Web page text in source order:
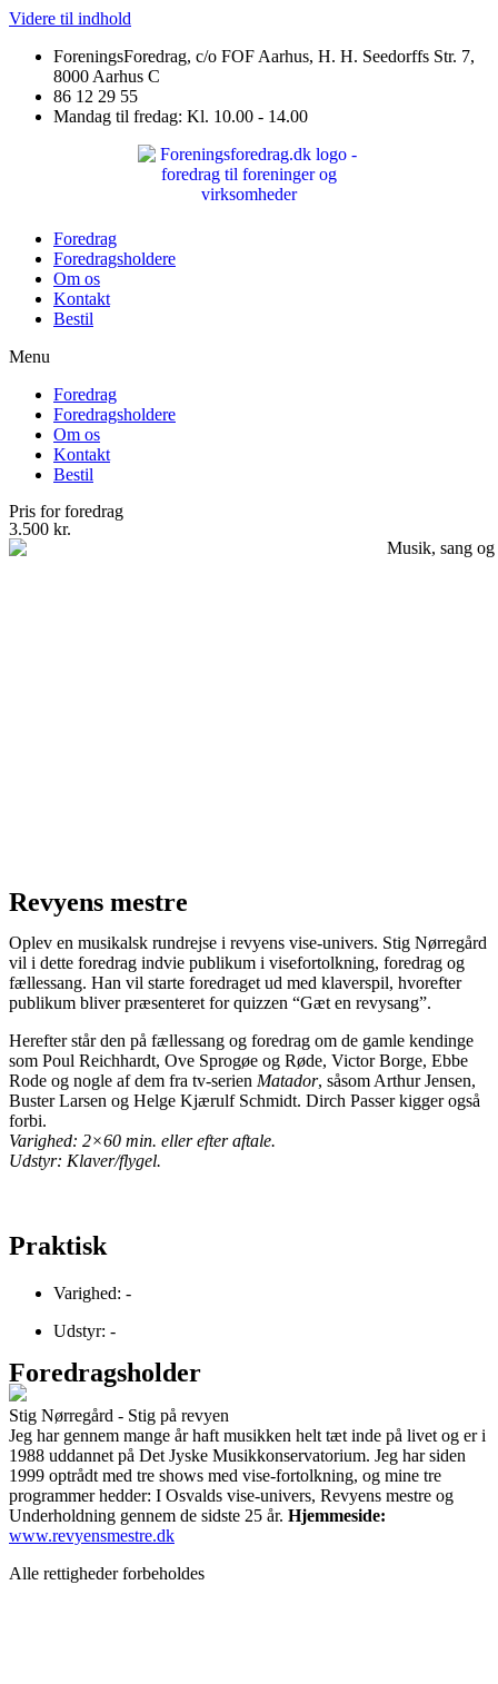
Videre til indhold
ForeningsForedrag, c/o FOF Aarhus, H. H. Seedorffs Str. 7,
8000 Aarhus C
86 12 29 55
Mandag til fredag: Kl. 10.00 - 14.00
Foredrag
Foredragsholdere
Om os
Kontakt
Bestil
Menu
Foredrag
Foredragsholdere
Om os
Kontakt
Bestil
Pris for foredrag
3.500 kr.
Revyens mestre
Oplev en musikalsk rundrejse i revyens vise-univers. Stig Nørregård
vil i dette foredrag indvie publikum i visefortolkning, foredrag og
fællessang. Han vil starte foredraget ud med klaverspil, hvorefter
publikum bliver præsenteret for quizzen “Gæt en revysang”.
Herefter står den på fællessang og foredrag om de gamle kendinge
som Poul Reichhardt, Ove Sprogøe og Røde, Victor Borge, Ebbe
Rode og nogle af dem fra tv-serien Matador, såsom Arthur Jensen,
Buster Larsen og Helge Kjærulf Schmidt. Dirch Passer kigger også
forbi.
Varighed: 2×60 min. eller efter aftale.
Udstyr: Klaver/flygel.
Praktisk
Varighed: -
Udstyr: -
Foredragsholder
Stig Nørregård - Stig på revyen
Jeg har gennem mange år haft musikken helt tæt inde på livet og er i
1988 uddannet på Det Jyske Musikkonservatorium. Jeg har siden
1999 optrådt med tre shows med vise-fortolkning, og mine tre
programmer hedder: I Osvalds vise-univers, Revyens mestre og
Underholdning gennem de sidste 25 år. Hjemmeside:
www.revyensmestre.dk
Alle rettigheder forbeholdes